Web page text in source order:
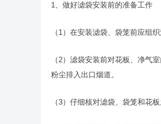
1、做好滤袋安装前的准备工作
（1）在安装滤袋、袋笼前应组
（2）滤袋安装前对花板、净气
粉尘排入出口烟道。
（3）仔细核对滤袋、袋笼和花